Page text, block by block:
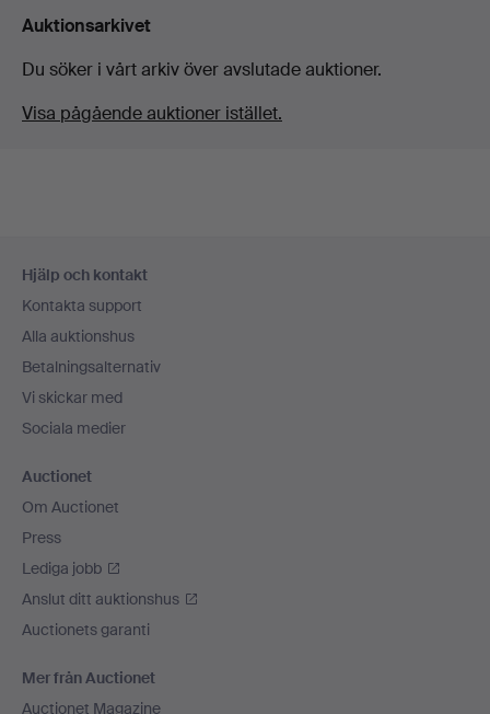
Auktionsarkivet
Du söker i vårt arkiv över avslutade auktioner.
Visa pågående auktioner istället.
Hjälp och kontakt
Kontakta support
Alla auktionshus
Betalningsalternativ
Vi skickar med
Sociala medier
Auctionet
Om Auctionet
Press
Lediga jobb
Anslut ditt auktionshus
Auctionets garanti
Mer från Auctionet
Auctionet Magazine